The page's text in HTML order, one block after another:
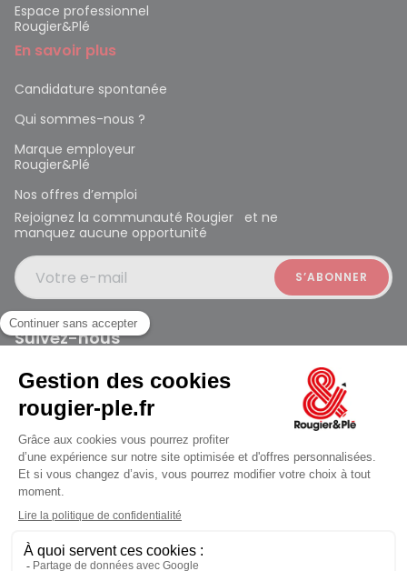
jusqu'au Samedi à 10:00
Espace professionnel
Rougier&Plé
En savoir plus
Candidature spontanée
Qui sommes-nous ?
Marque employeur
Rougier&Plé
Nos offres d’emploi
Rejoignez la communauté Rougier et ne
manquez aucune opportunité
Votre e-mail
Suivez-nous
Rougier et Plé 2024 Copyright
Mentions légales
Conditions générales des ventes